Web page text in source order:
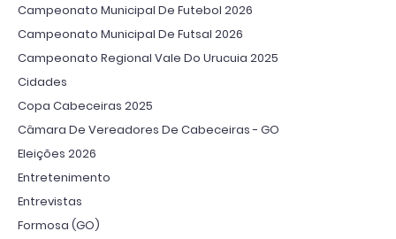
Campeonato Municipal De Futebol 2026
Campeonato Municipal De Futsal 2026
Campeonato Regional Vale Do Urucuia 2025
Cidades
Copa Cabeceiras 2025
Câmara De Vereadores De Cabeceiras - GO
Eleições 2026
Entretenimento
Entrevistas
Formosa (GO)